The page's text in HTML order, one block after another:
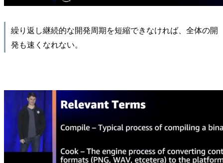
繰り返し継続的な開発周期を短縮できなければ、全体の開
発も速くなれない。